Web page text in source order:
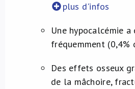
plus d'infos
Une hypocalcémie
fréquemment (0,4%
Des effets osseux
de la mâchoire,